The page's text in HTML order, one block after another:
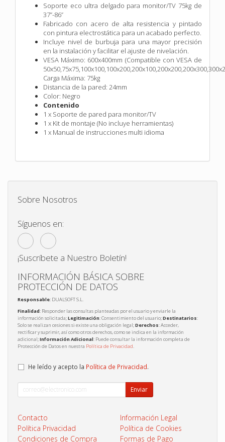
Soporte eco ultra delgado para monitor/TV 75kg de
37”-86”
Fabricado con acero de alta resistencia y pintado
con pintura electrostática para un acabado perfecto.
Incluye nivel de burbuja para una mayor precisión
en la instalación y facilitar el ajuste de nivelación.
VESA Máximo: 600x400mm (Compatible con VESA de
Carga Máxima: 75kg
Distancia de la pared: 24mm
Color: Negro
Contenido
1 x Soporte de pared para monitor/TV
1 x Kit de montaje (No incluye herramientas)
1 x Manual de instrucciones multi idioma
Sobre Nosotros
Síguenos en:
¡Suscríbete a Nuestro Boletín!
INFORMACIÓN BÁSICA SOBRE
PROTECCIÓN DE DATOS
Responsable: DUALSOFT S.L.
Finalidad: Responder las consultas planteadas por el usuario y enviarle la
información solicitada;Legitimación: Consentimiento del usuario;Destinatarios:
Solo se realizan cesiones si existe una obligación legal;Derechos: Acceder,
rectificar y suprimir, así como otros derechos, como se indica en la información
adicional;Información Adicional: Puede consultar la información completa de
Protección de Datos en nuestra Política de Privacidad.
He leído y acepto la Política de Privacidad.
Enviar
Contacto
Información Legal
Política Privacidad
Política de Cookies
Condiciones de Compra
Formas de Pago